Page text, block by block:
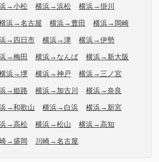
→小松 横浜→浜松 横浜→掛川
浜→名古屋 横浜→豊田 横浜→岡崎
→四日市 横浜→津 横浜→伊勢
→梅田 横浜→なんば 横浜→新大阪
浜→堺 横浜→神戸 横浜→三ノ宮
→姫路 横浜→加古川 横浜→奈良
→和歌山 横浜→白浜 横浜→新宮
→高松 横浜→松山 横浜→高知
→盛岡 川崎→名古屋